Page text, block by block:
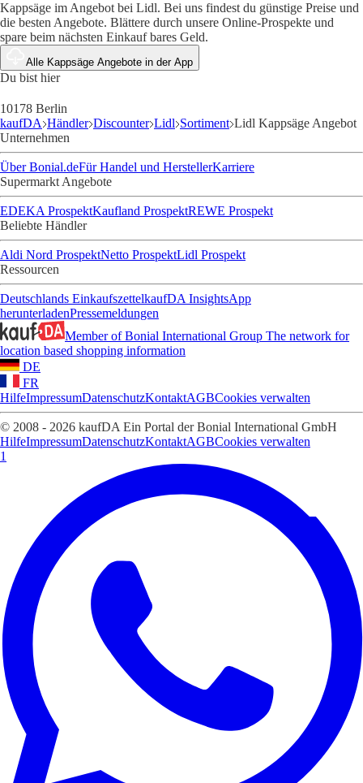
Kappsäge im Angebot bei Lidl. Bei uns findest du günstige Preise und
die besten Angebote. Blättere durch unsere Online-Prospekte und
spare beim nächsten Einkauf bares Geld.
Alle Kappsäge Angebote in der App
Du bist hier
10178 Berlin
kaufDA Händler Discounter Lidl Sortiment Lidl Kappsäge Angebot
Unternehmen
Über Bonial.deFür Handel und HerstellerKarriere
Supermarkt Angebote
EDEKA ProspektKaufland ProspektREWE Prospekt
Beliebte Händler
Aldi Nord ProspektNetto ProspektLidl Prospekt
Ressourcen
Deutschlands EinkaufszettelkaufDA InsightsApp
herunterladenPressemeldungen
Member of Bonial International Group The network for
location based shopping information
DE
FR
HilfeImpressumDatenschutzKontaktAGBCookies verwalten
© 2008 - 2026 kaufDA Ein Portal der Bonial International GmbH
HilfeImpressumDatenschutzKontaktAGBCookies verwalten
1